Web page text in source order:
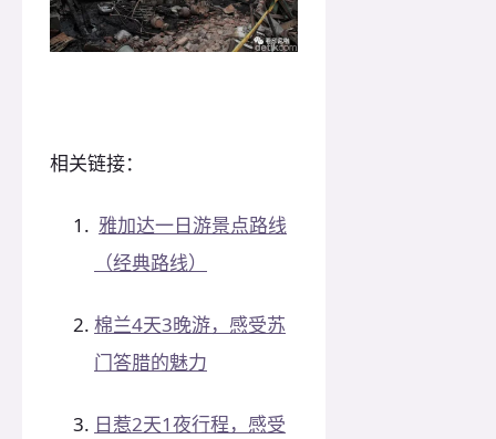
相关链接：
雅加达一日游景点路线
（经典路线）
棉兰4天3晚游，感受苏
门答腊的魅力
日惹2天1夜行程，感受